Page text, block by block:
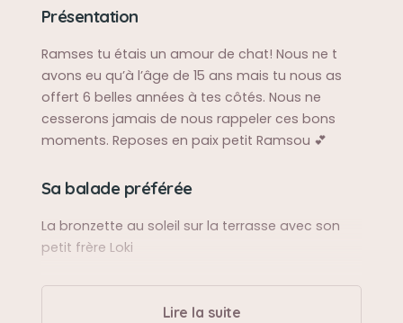
Présentation
Ramses tu étais un amour de chat! Nous ne t
avons eu qu’à l’âge de 15 ans mais tu nous as
offert 6 belles années à tes côtés. Nous ne
cesserons jamais de nous rappeler ces bons
moments. Reposes en paix petit Ramsou 💕
Sa balade préférée
La bronzette au soleil sur la terrasse avec son
petit frère Loki
Lire la suite